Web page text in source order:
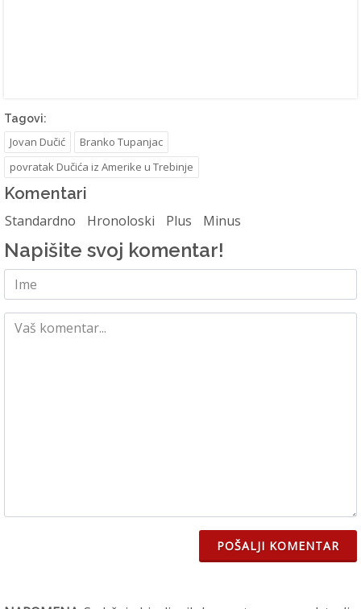
Tagovi:
Jovan Dučić
Branko Tupanjac
povratak Dučića iz Amerike u Trebinje
Komentari
Standardno Hronoloski Plus Minus
Napišite svoj komentar!
POŠALJI KOMENTAR